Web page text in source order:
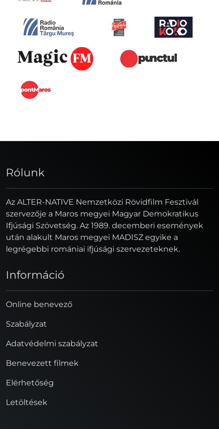
Rólunk
Az ALTER-NATIVE Nemzetközi Rövidfilm Fesztivál
szervezője a Maros megyei Magyar Demokratikus
Ifjúsági Szövetség. Az 1989. decemberi események
után alakult Maros megyei MADISZ egyike a
legrégebbi romániai ifjúsági szervezeteknek.
Információ
Online benevező
Szabályzat
Adatvédelmi szabályzat
Benevezett filmek
Elérhetőség
Letöltések